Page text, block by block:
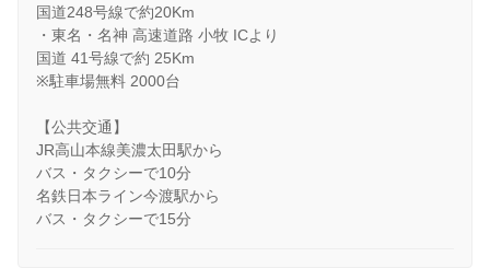
国道248号線で約20Km
・東名・名神 高速道路 小牧 ICより
国道 41号線で約 25Km
※駐車場無料 2000台
【公共交通】
JR高山本線美濃太田駅から
バス・タクシーで10分
名鉄日本ライン今渡駅から
バス・タクシーで15分